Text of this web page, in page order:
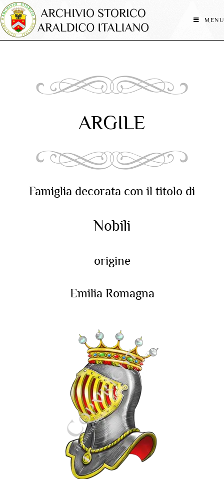
MENU
ARGILE
Famiglia decorata con il titolo di
Nobili
origine
Emilia Romagna